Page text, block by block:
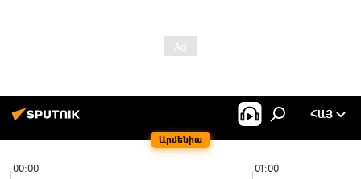
Արմենիա
ՀԱՅ
00:00 01:00